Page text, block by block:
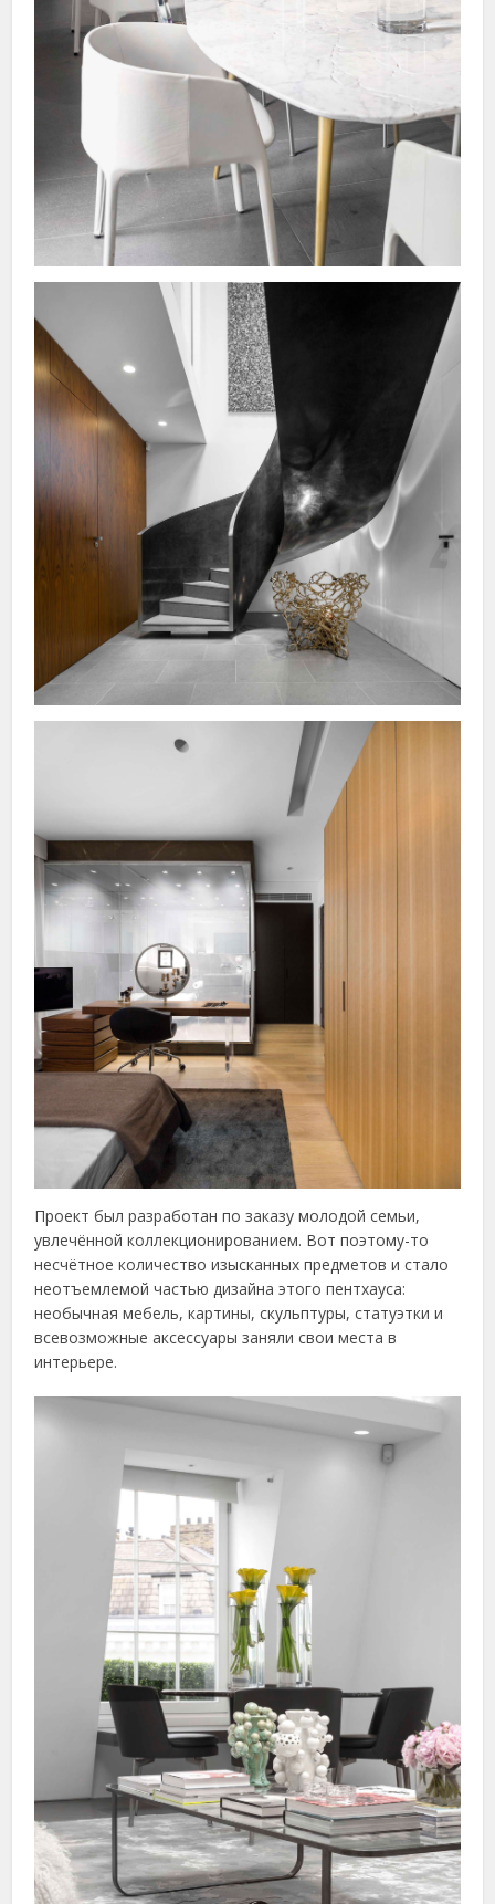
Проект был разработан по заказу молодой семьи,
увлечённой коллекционированием. Вот поэтому-то
несчётное количество изысканных предметов и стало
неотъемлемой частью дизайна этого пентхауса:
необычная мебель, картины, скульптуры, статуэтки и
всевозможные аксессуары заняли свои места в
интерьере.